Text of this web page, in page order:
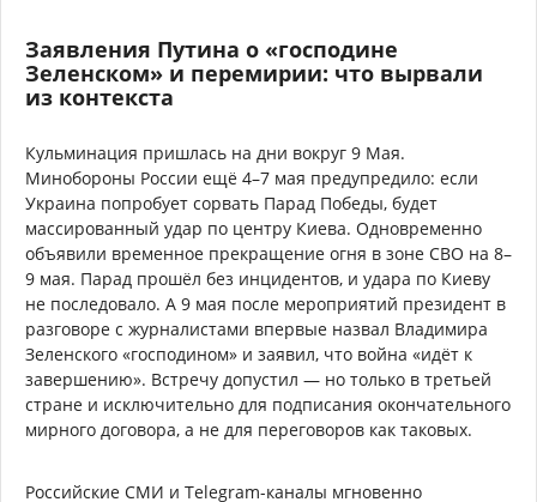
Заявления Путина о «господине
Зеленском» и перемирии: что вырвали
из контекста
Кульминация пришлась на дни вокруг 9 Мая.
Минобороны России ещё 4–7 мая предупредило: если
Украина попробует сорвать Парад Победы, будет
массированный удар по центру Киева. Одновременно
объявили временное прекращение огня в зоне СВО на 8–
9 мая. Парад прошёл без инцидентов, и удара по Киеву
не последовало. А 9 мая после мероприятий президент в
разговоре с журналистами впервые назвал Владимира
Зеленского «господином» и заявил, что война «идёт к
завершению». Встречу допустил — но только в третьей
стране и исключительно для подписания окончательного
мирного договора, а не для переговоров как таковых.
Российские СМИ и Telegram-каналы мгновенно